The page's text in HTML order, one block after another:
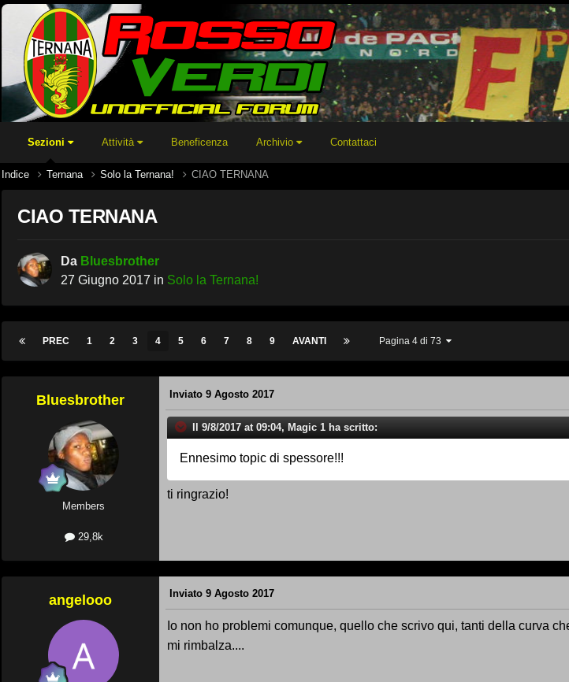
Sezioni Attività Beneficenza Archivio Contattaci
Indice Ternana Solo la Ternana! CIAO TERNANA
CIAO TERNANA
Da Bluesbrother
27 Giugno 2017 in Solo la Ternana!
PREC 1 2 3 4 5 6 7 8 9 AVANTI Pagina 4 di 73
Bluesbrother
Members
29,8k
Inviato 9 Agosto 2017
Il 9/8/2017 at 09:04, Magic 1 ha scritto:
Ennesimo topic di spessore!!!
ti ringrazio!
angelooo Inviato 9 Agosto 2017
Io non ho problemi comunque, quello che scrivo qui, tanti della curva
mi rimbalza....